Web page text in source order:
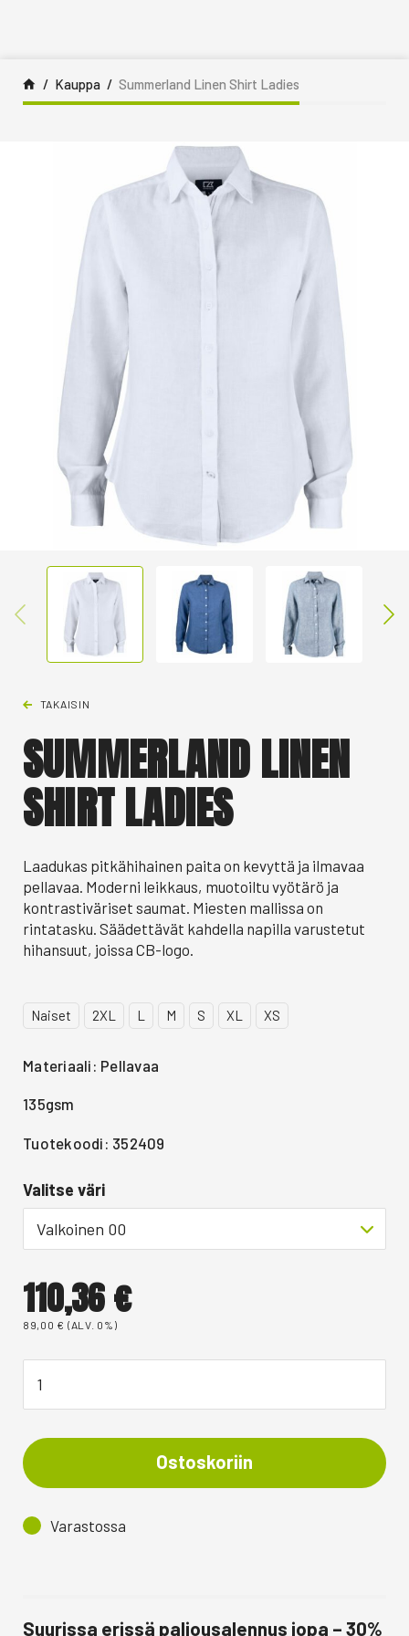
Kauppa Summerland Linen Shirt Ladies
TAKAISIN
SUMMERLAND LINEN
SHIRT LADIES
Laadukas pitkähihainen paita on kevyttä ja ilmavaa
pellavaa. Moderni leikkaus, muotoiltu vyötärö ja
kontrastiväriset saumat. Miesten mallissa on
rintatasku. Säädettävät kahdella napilla varustetut
hihansuut, joissa CB-logo.
Naiset 2XL L M S XL XS
Materiaali: Pellavaa
135gsm
Tuotekoodi: 352409
Valitse väri
Valkoinen 00
110,36€
89,00 € (ALV. 0%)
Ostoskoriin
Varastossa
Suurissa erissä paljousalennus jopa – 30%